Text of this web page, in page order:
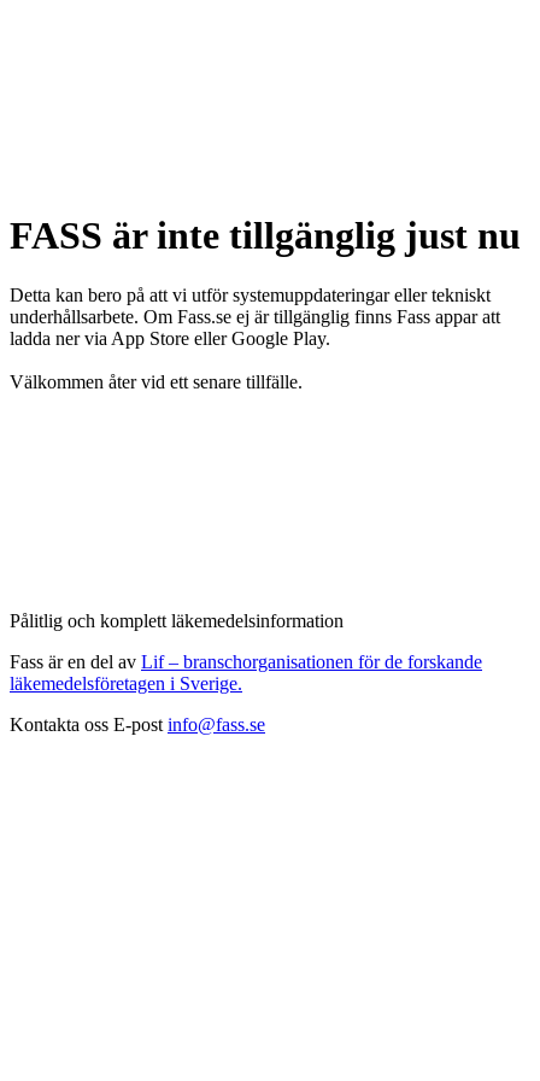
FASS är inte tillgänglig just nu
Detta kan bero på att vi utför systemuppdateringar eller tekniskt
underhållsarbete. Om Fass.se ej är tillgänglig finns Fass appar att
ladda ner via App Store eller Google Play.
Välkommen åter vid ett senare tillfälle.
Pålitlig och komplett läkemedelsinformation
Fass är en del av Lif – branschorganisationen för de forskande
läkemedelsföretagen i Sverige.
Kontakta oss E-post info@fass.se